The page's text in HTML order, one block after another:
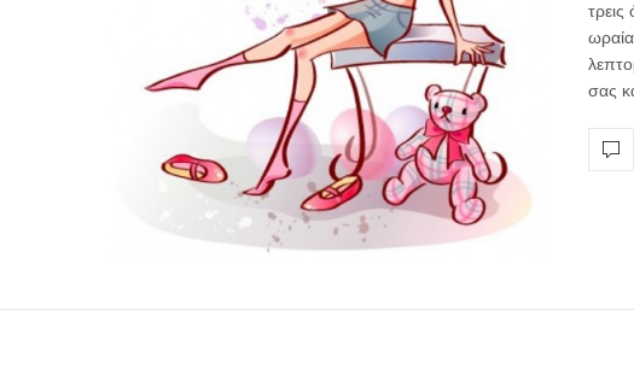
σας